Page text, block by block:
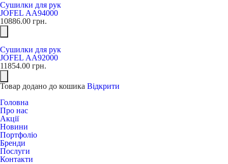
Сушилки для рук
JOFEL АА94000
10886.00 грн.
Сушилки для рук
JOFEL АА92000
11854.00 грн.
Товар додано до кошика Відкрити
Головна
Про нас
Акції
Новини
Портфоліо
Бренди
Послуги
Контакти